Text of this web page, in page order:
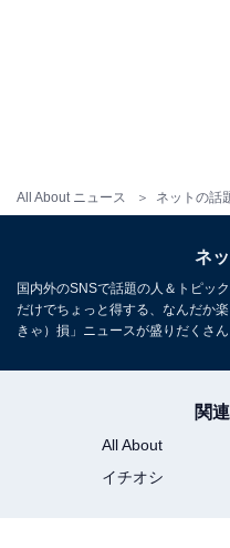
All About ニュース ネットの話
ネ
国内外のSNSで話題の人＆トピッ
だけでちょっと得する、なんだか
きゃ）損」ニュースが盛りだくさん
関
All About
イチオシ